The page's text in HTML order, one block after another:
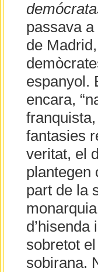
passava
de
espanyol.
encara,
fantasies
veritat, el
plantegen
part de la
sobretot
sobirana.